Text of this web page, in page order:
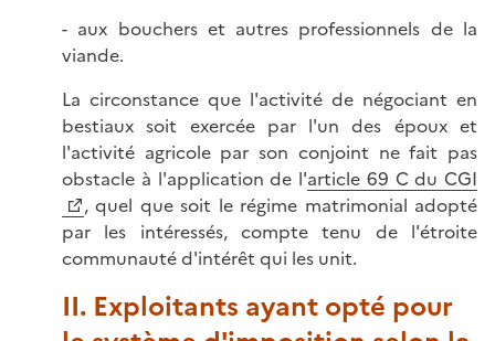
- aux bouchers et autres professionnels de la
viande.
La circonstance que l'activité de négociant en
bestiaux soit exercée par l'un des époux et
l'activité agricole par son conjoint ne fait pas
obstacle à l'application de l'article 69 C du CGI
, quel que soit le régime matrimonial adopté
par les intéressés, compte tenu de l'étroite
communauté d'intérêt qui les unit.
II. Exploitants ayant opté pour